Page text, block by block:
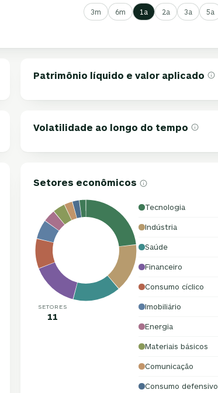
3m 6m 1a 2a 3a 5a
Patrimônio líquido e valor aplicado
Volatilidade ao longo do tempo
Setores econômicos
SETORES
11
Tecnologia
Indústria
Saúde
Financeiro
Consumo cíclico
Imobiliário
Energia
Materiais básicos
Comunicação
Consumo defensivo